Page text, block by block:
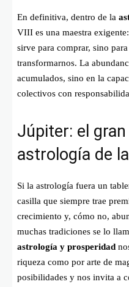
En definitiva, dentro de la
VIII es una maestra
sirve para comprar, sino
transformarnos. La
acumulados, sino en la
colectivos con
Júpiter: el
astrología de
Si la astrología fuera un
casilla que siempre trae
crecimiento y, cómo no,
muchas tradiciones se lo
astrología y prosperidad
riqueza como por arte de
posibilidades y nos invita a